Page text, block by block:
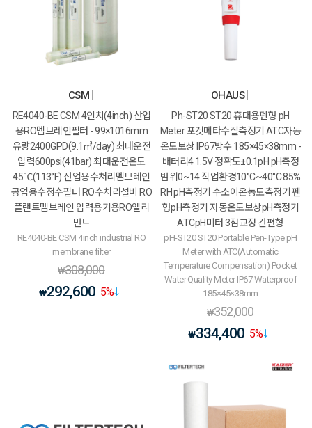
CSM
RE4040-BE CSM 4인치(4inch) 산업
용RO멤브레인필터 - 99×1016mm
유량2400GPD(9.1㎥/day) 최대운전
압력600psi(41bar) 최대운전온도
45℃(113°F) 산업용수처리멤브레인
공업용수정수필터 RO수처리설비 RO
플랜트멤브레인 압력용기용RO엘리
먼트
RE4040-BE CSM 4inch industrial RO
membrane filter
₩308,000
₩292,600 5%
OHAUS
Ph-ST20 ST20 휴대용펜형 pH
Meter 포켓메타수질측정기 ATC자동
온도보상 IP67방수 185×45×38mm -
배터리4 1.5V 정확도±0.1pH pH측정
범위0~14 작업환경10°C~40°C 85%
RH pH측정기 수소이온농도측정기 펜
형pH측정기 자동온도보상pH측정기
ATCpH미터 3점교정 간편형
pH-ST20 ST20 Portable Pen-Type pH
Meter with ATC(Automatic
Temperature Compensation) Pocket
Water Quality Meter IP67 Waterproof
185×45×38mm
₩352,000
₩334,400 5%